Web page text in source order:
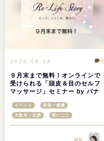
2020.08.28
９月末まで無料！オンラインで
受けられる「頭皮＆目のセルフ
マッサージ」セミナー by パナ
0
イベント 美容・健康
大阪市・北摂 習いごと